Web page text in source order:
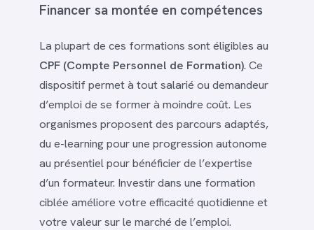
Financer sa montée en compétences
La plupart de ces formations sont éligibles au
CPF (Compte Personnel de Formation). Ce
dispositif permet à tout salarié ou demandeur
d’emploi de se former à moindre coût. Les
organismes proposent des parcours adaptés,
du e-learning pour une progression autonome
au présentiel pour bénéficier de l’expertise
d’un formateur. Investir dans une formation
ciblée améliore votre efficacité quotidienne et
votre valeur sur le marché de l’emploi.